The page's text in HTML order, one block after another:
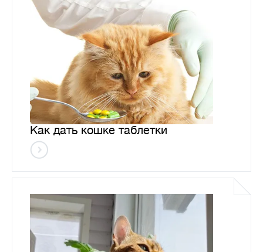
Как дать кошке таблетки